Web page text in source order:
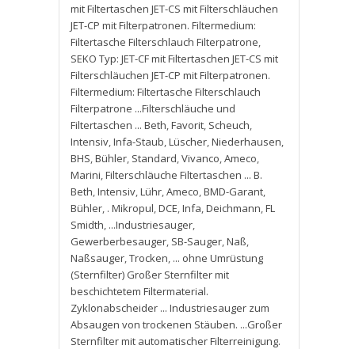
mit Filtertaschen JET-CS mit Filterschläuchen
JET-CP mit Filterpatronen. Filtermedium:
Filtertasche Filterschlauch Filterpatrone,
SEKO Typ: JET-CF mit Filtertaschen JET-CS mit
Filterschläuchen JET-CP mit Filterpatronen.
Filtermedium: Filtertasche Filterschlauch
Filterpatrone ...Filterschläuche und
Filtertaschen ... Beth,Favorit, Scheuch,
Intensiv,Infa-Staub,Lüscher,Niederhausen,
BHS,Bühler, Standard,Vivanco,Ameco,
Marini,Filterschläuche Filtertaschen ... B.
Beth,Intensiv,Lühr,Ameco,BMD-Garant,
Bühler, . Mikropul,DCE,Infa,Deichmann,FL
Smidth, ...Industriesauger,
Gewerberbesauger, SB-Sauger,Naß,
Naßsauger,Trocken, ... ohne Umrüstung
(Sternfilter) Großer Sternfilter mit
beschichtetem Filtermaterial.
Zyklonabscheider ... Industriesauger zum
Absaugen von trockenen Stäuben. ...Großer
Sternfilter mit automatischer Filterreinigung.